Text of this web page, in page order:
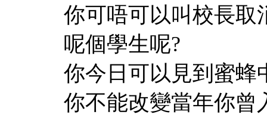
你可唔可以叫校長取
呢個學生呢?
你今日可以見到蜜蜂
你不能改變當年你曾